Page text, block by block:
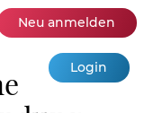
Neu anmelden
Login